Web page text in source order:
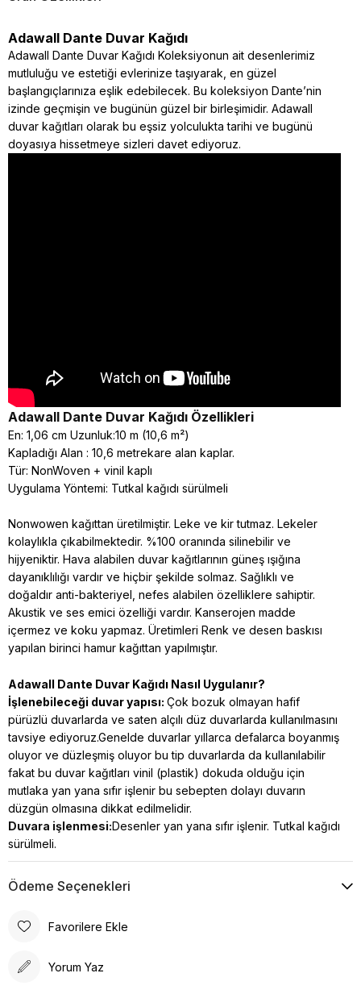
Adawall Dante Duvar Kağıdı
Adawall Dante Duvar Kağıdı Koleksiyonun ait desenlerimiz
mutluluğu ve estetiği evlerinize taşıyarak, en güzel
başlangıçlarınıza eşlik edebilecek. Bu koleksiyon Dante’nin
izinde geçmişin ve bugünün güzel bir birleşimidir. Adawall
duvar kağıtları olarak bu eşsiz yolculukta tarihi ve bugünü
doyasıya hissetmeye sizleri davet ediyoruz.
Adawall Dante Duvar Kağıdı Özellikleri
En: 1,06 cm Uzunluk:10 m (10,6 m²)
Kapladığı Alan : 10,6 metrekare alan kaplar.
Tür: NonWoven + vinil kaplı
Uygulama Yöntemi: Tutkal kağıdı sürülmeli
Nonwowen kağıttan üretilmiştir. Leke ve kir tutmaz. Lekeler
kolaylıkla çıkabilmektedir. %100 oranında silinebilir ve
hijyeniktir. Hava alabilen duvar kağıtlarının güneş ışığına
dayanıklılığı vardır ve hiçbir şekilde solmaz. Sağlıklı ve
doğaldır anti-bakteriyel, nefes alabilen özelliklere sahiptir.
Akustik ve ses emici özelliği vardır. Kanserojen madde
içermez ve koku yapmaz. Üretimleri Renk ve desen baskısı
yapılan birinci hamur kağıttan yapılmıştır.
Adawall Dante Duvar Kağıdı Nasıl Uygulanır?
İşlenebileceği duvar yapısı: Çok bozuk olmayan hafif
pürüzlü duvarlarda ve saten alçılı düz duvarlarda kullanılmasını
tavsiye ediyoruz.Genelde duvarlar yıllarca defalarca boyanmış
oluyor ve düzleşmiş oluyor bu tip duvarlarda da kullanılabilir
fakat bu duvar kağıtları vinil (plastik) dokuda olduğu için
mutlaka yan yana sıfır işlenir bu sebepten dolayı duvarın
düzgün olmasına dikkat edilmelidir.
Duvara işlenmesi:Desenler yan yana sıfır işlenir. Tutkal kağıdı
sürülmeli.
Ödeme Seçenekleri
Favorilere Ekle
Yorum Yaz